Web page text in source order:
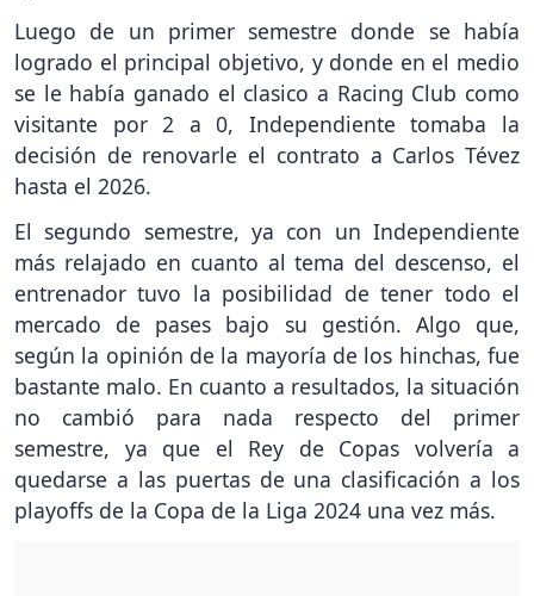
Luego de un primer semestre donde se había
logrado el principal objetivo, y donde en el medio
se le había ganado el clasico a Racing Club como
visitante por 2 a 0, Independiente tomaba la
decisión de renovarle el contrato a Carlos Tévez
hasta el 2026.
El segundo semestre, ya con un Independiente
más relajado en cuanto al tema del descenso, el
entrenador tuvo la posibilidad de tener todo el
mercado de pases bajo su gestión. Algo que,
según la opinión de la mayoría de los hinchas, fue
bastante malo. En cuanto a resultados, la situación
no cambió para nada respecto del primer
semestre, ya que el Rey de Copas volvería a
quedarse a las puertas de una clasificación a los
playoffs de la Copa de la Liga 2024 una vez más.